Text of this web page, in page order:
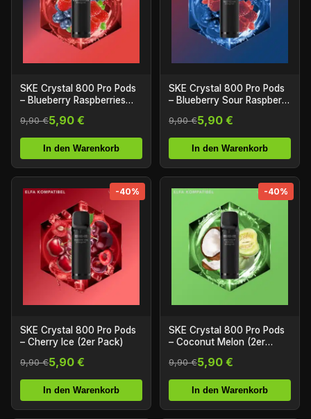
SKE Crystal 800 Pro Pods
– Blueberry Raspberries
9,90 €5,90 €
In den Warenkorb
SKE Crystal 800 Pro Pods
– Blueberry Sour Raspberry
9,90 €5,90 €
In den Warenkorb
-40%
SKE Crystal 800 Pro Pods
– Cherry Ice (2er Pack)
9,90 €5,90 €
In den Warenkorb
-40%
SKE Crystal 800 Pro Pods
– Coconut Melon (2er
9,90 €5,90 €
In den Warenkorb